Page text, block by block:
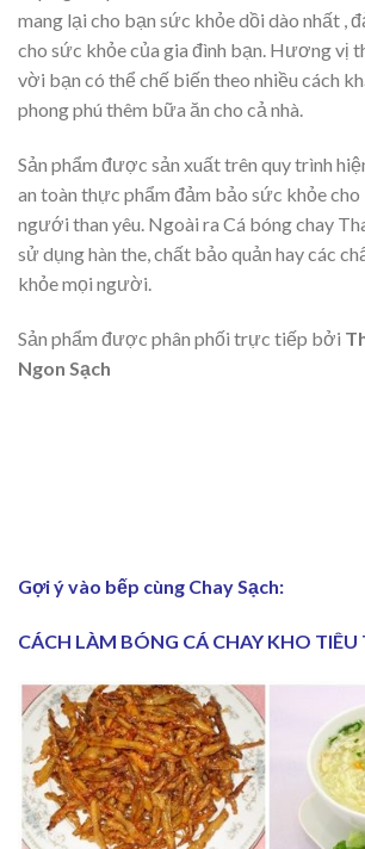
mang lại cho bạn sức khỏe dồi dào nhất ,
cho sức khỏe của gia đình bạn. Hương vị
vời bạn có thể chế biến theo nhiều cách
phong phú thêm bữa ăn cho cả nhà.
Sản phẩm được sản xuất trên quy trình
an toàn thực phẩm đảm bảo sức khỏe cho
ngưới than yêu. Ngoài ra Cá bóng chay
sử dụng hàn the, chất bảo quản hay các
khỏe mọi người.
Sản phẩm được phân phối trực tiếp bởi
Ngon Sạch
Gợi ý vào bếp cùng Chay Sạch:
CÁCH LÀM BÓNG CÁ CHAY KHO